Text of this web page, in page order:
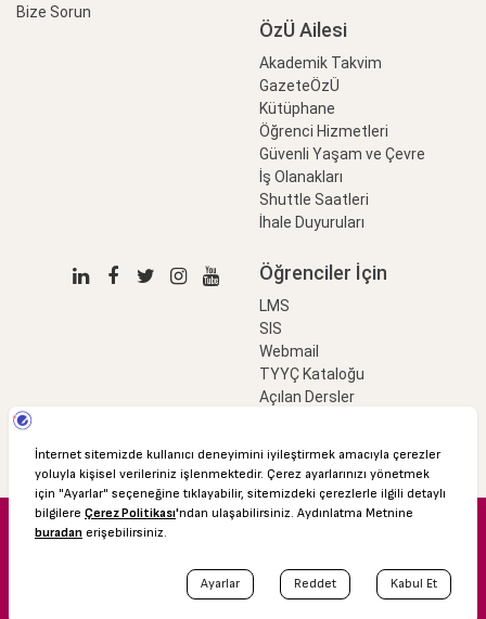
Bize Sorun
ÖzÜ Ailesi
Akademik Takvim
GazeteÖzÜ
Kütüphane
Öğrenci Hizmetleri
Güvenli Yaşam ve Çevre
İş Olanakları
Shuttle Saatleri
İhale Duyuruları
Öğrenciler İçin
LMS
SIS
Webmail
TYYÇ Kataloğu
Açılan Dersler
© 2016 Özyeğin Üniversitesi
Akademik Takvim
Kişisel Verilerin Korunması